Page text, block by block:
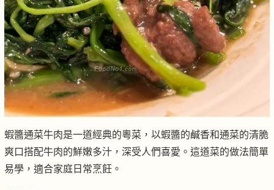
蝦醬通菜牛肉是一道經典的粵菜，以蝦醬的鹹香和通菜的清脆
爽口搭配牛肉的鮮嫩多汁，深受人們喜愛。這道菜的做法簡單
易學，適合家庭日常烹飪。